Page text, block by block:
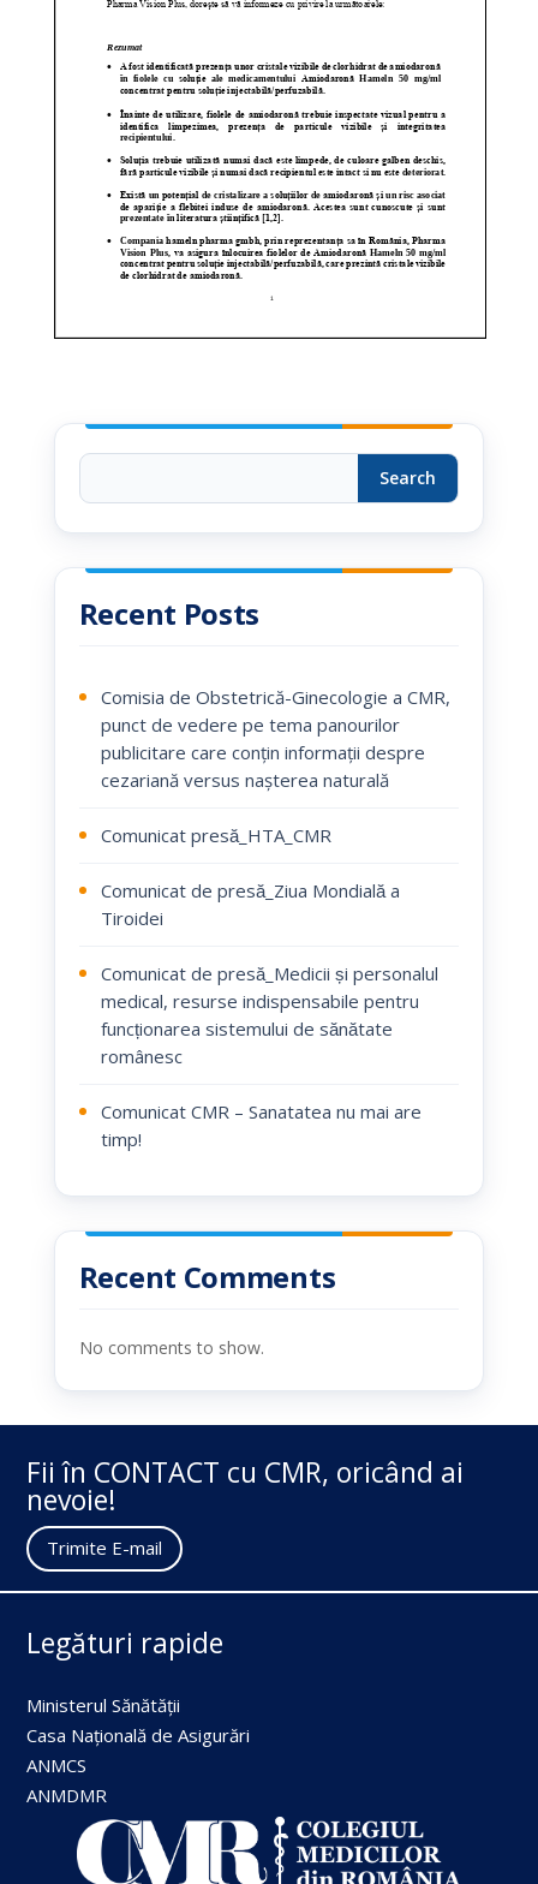
Search
Recent Posts
Comisia de Obstetrică-Ginecologie a CMR,
punct de vedere pe tema panourilor
publicitare care conțin informații despre
cezariană versus nașterea naturală
Comunicat presă_HTA_CMR
Comunicat de presă_Ziua Mondială a
Tiroidei
Comunicat de presă_Medicii și personalul
medical, resurse indispensabile pentru
funcționarea sistemului de sănătate
românesc
Comunicat CMR – Sanatatea nu mai are
timp!
Recent Comments
No comments to show.
Fii în CONTACT cu CMR, oricând ai
nevoie!
Trimite E-mail
Legături rapide
Ministerul Sănătății
Casa Națională de Asigurări
ANMCS
ANMDMR